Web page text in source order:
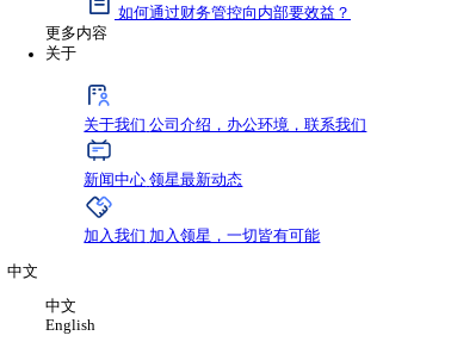
支持
了解SaaS ERP
为什么做跨境电商需要ERP系统
更多内容